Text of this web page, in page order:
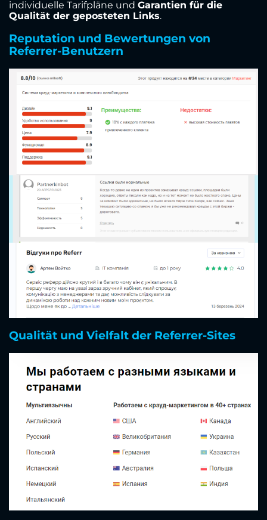
individuelle Tarifpläne und Garantien für die
Qualität der geposteten Links.
Reputation und Bewertungen von
Referrer-Benutzern
Qualität und Vielfalt der Referrer-Sites